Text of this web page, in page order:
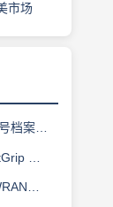
市场
与使用场景
与使用场景
型与使用场景